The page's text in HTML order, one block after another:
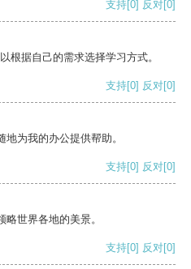
支持[0] 反对[0]
根据自己的需求选择学习方式。
支持[0] 反对[0]
为我的办公提供帮助。
支持[0] 反对[0]
世界各地的美景。
支持[0] 反对[0]